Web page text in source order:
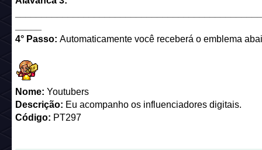
4° Passo: Automaticamente você receberá o emblema
Nome: Youtubers
Descrição: Eu acompanho os influenciadores digitais.
Código: PT297